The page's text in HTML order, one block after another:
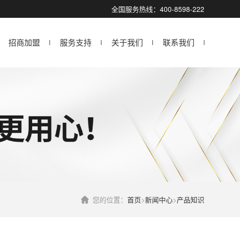
全国服务热线：400-8598-222
招商加盟 服务支持 关于我们 联系我们
您的位置： 首页>新闻中心>产品知识